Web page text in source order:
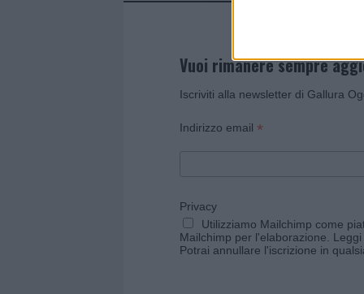
Vuoi rimanere sempre
Iscriviti alla newsletter di Gallura
Indirizzo email *
Privacy
Utilizziamo Mailchimp come
Mailchimp per l'elaborazione.
Potrai annullare l'iscrizione in